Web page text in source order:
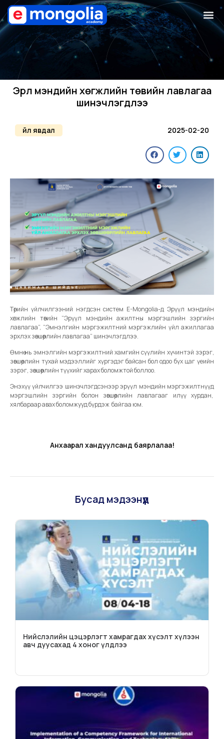
Эрүүл мэндийн хөгжлийн төвийн лавлагаа
шинэчлэгдлээ
Үйл явдал 2025-02-20
Төрийн үйлчилгээний нэгдсэн систем E-Mongolia-д Эрүүл мэндийн
хөгжлийн төвийн “Эрүүл мэндийн ажилтны мэргэшлийн зэргийн
лавлагаа”, “Эмнэлгийн мэргэжилтний мэргэжлийн үйл ажиллагаа
эрхлэх зөвшөөрлийн лавлагаа” шинэчлэгдлээ.
Өмнө нь эмнэлгийн мэргэжилтний хамгийн сүүлийн хүчинтэй зэрэг,
зөвшөөрлийн тухай мэдээллийг хүргэдэг байсан бол одоо бүх цаг үеийн
зэрэг, зөвшөөрлийн түүхийг харах боломжтой боллоо.
Энэхүү үйлчилгээ шинэчлэгдсэнээр эрүүл мэндийн мэргэжилтнүүд
мэргэшлийн зэргийн болон зөвшөөрлийн лавлагааг илүү хурдан,
хялбараар авах боломжууд бүрдэж байгаа юм.
Анхаарал хандуулсанд баярлалаа!
Бусад мэдээнүүд
Нийслэлийн цэцэрлэгт хамрагдах хүсэлт хүлээн
авч дуусахад 4 хоног үлдлээ